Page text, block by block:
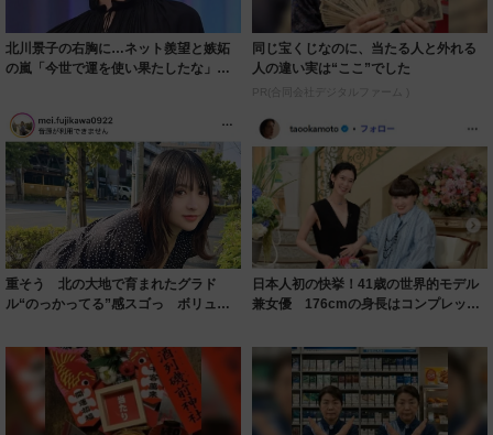
北川景子の右胸に…ネット羨望と嫉妬
の嵐「今世で運を使い果たしたな」
同じ宝くじなのに、当たる人と外れる
人の違い実は“ここ”でした
PR(合同会社デジタルファーム )
重そう 北の大地で育まれたグラド
ル“のっかってる”感スゴっ ボリュー
日本人初の快挙！41歳の世界的モデル
兼女優 176cmの身長はコンプレック